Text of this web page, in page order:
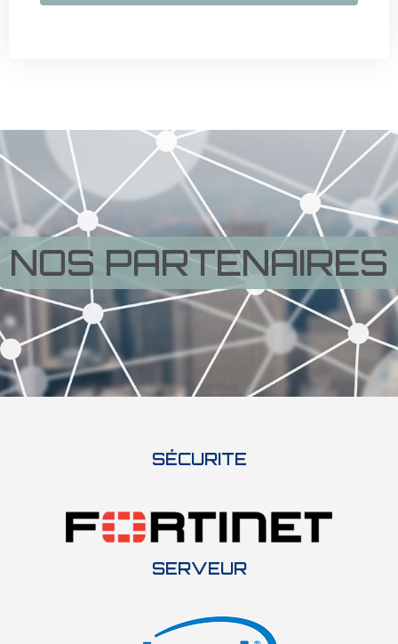
NOS PARTENAIRES
SÉCURITE
SERVEUR